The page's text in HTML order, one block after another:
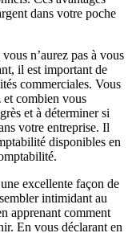
dans votre poche
n’aurez pas à vous
il est important de
commerciales. Vous
et combien vous
et à déterminer si
votre entreprise. Il
disponibles en
excellente façon de
intimidant au
apprenant comment
En vous déclarant en